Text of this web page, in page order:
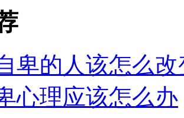
卑的人该怎么
心理应该怎么办